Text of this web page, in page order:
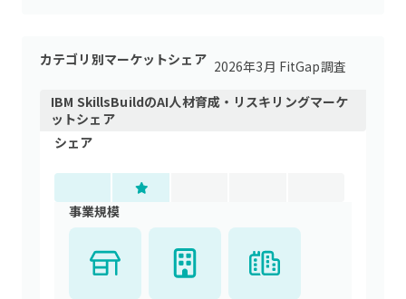
カテゴリ別マーケットシェア 2026年3月 FitGap調査
IBM SkillsBuildのAI人材育成・リスキリングマーケ
ットシェア
シェア
事業規模